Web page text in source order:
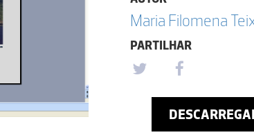
Maria Filomena
PARTILHAR